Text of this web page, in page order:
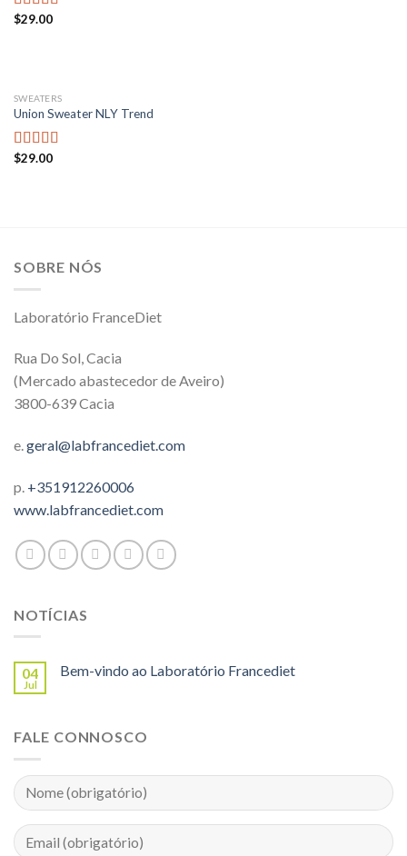
Avaliação
$29.00
SWEATERS
Union Sweater NLY Trend
Avaliação
$29.00
SOBRE NÓS
Laboratório FranceDiet
Rua Do Sol, Cacia
(Mercado abastecedor de Aveiro)
3800-639 Cacia
e.geral@labfrancediet.com
p. +351912260006
www.labfrancediet.com
NOTÍCIAS
04
Jul
Bem-vindo ao Laboratório Francediet
FALE CONNOSCO